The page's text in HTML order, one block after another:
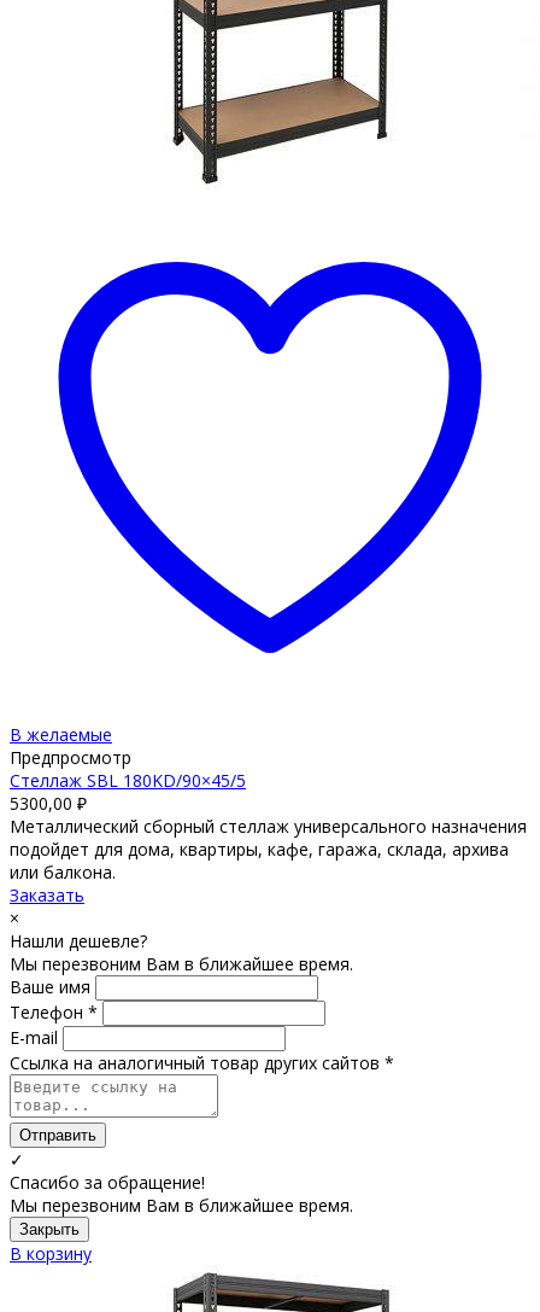
В желаемые
Предпросмотр
Стеллаж SBL 180KD/90×45/5
5300,00 ₽
Металлический сборный стеллаж универсального назначения
подойдет для дома, квартиры, кафе, гаража, склада, архива
или балкона.
Заказать
×
Нашли дешевле?
Мы перезвоним Вам в ближайшее время.
Ваше имя
Телефон *
E-mail
Ссылка на аналогичный товар других сайтов *
Отправить
✓
Спасибо за обращение!
Мы перезвоним Вам в ближайшее время.
Закрыть
В корзину